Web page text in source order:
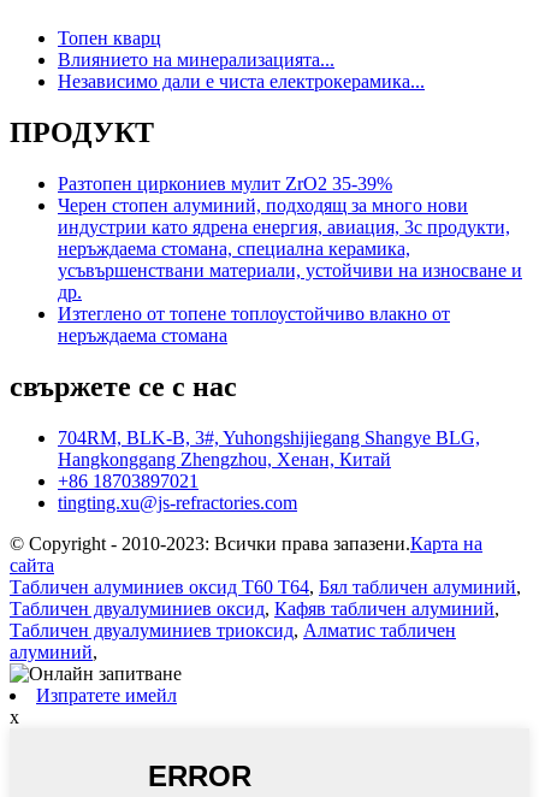
Топен кварц
Влиянието на минерализацията...
Независимо дали е чиста електрокерамика...
ПРОДУКТ
Разтопен циркониев мулит ZrO2 35-39%
Черен стопен алуминий, подходящ за много нови
индустрии като ядрена енергия, авиация, 3c продукти,
неръждаема стомана, специална керамика,
усъвършенствани материали, устойчиви на износване и
др.
Изтеглено от топене топлоустойчиво влакно от
неръждаема стомана
свържете се с нас
704RM, BLK-B, 3#, Yuhongshijiegang Shangye BLG,
Hangkonggang Zhengzhou, Хенан, Китай
+86 18703897021
tingting.xu@js-refractories.com
© Copyright - 2010-2023: Всички права запазени.Карта на
сайта
Табличен алуминиев оксид T60 T64, Бял табличен алуминий,
Табличен двуалуминиев оксид, Кафяв табличен алуминий,
Табличен двуалуминиев триоксид, Алматис табличен
алуминий,
Изпратете имейл
x